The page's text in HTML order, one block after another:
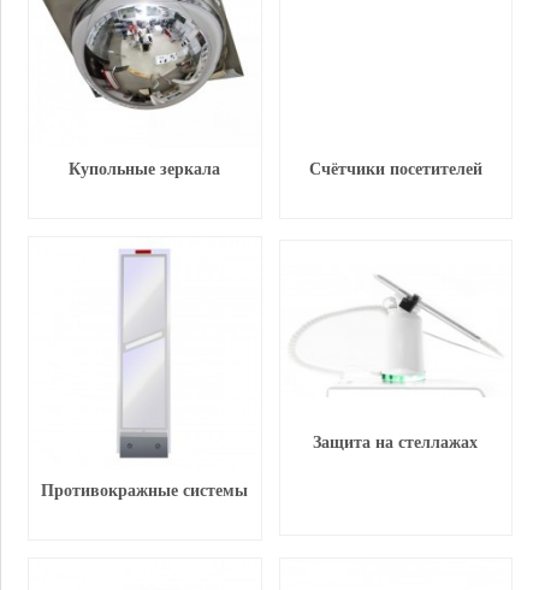
Купольные зеркала Счётчики посетителей
Противокражные системы
Защита на стеллажах